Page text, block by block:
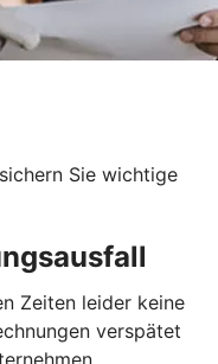
Sie wichtige
Zeiten leider keine
verspätet